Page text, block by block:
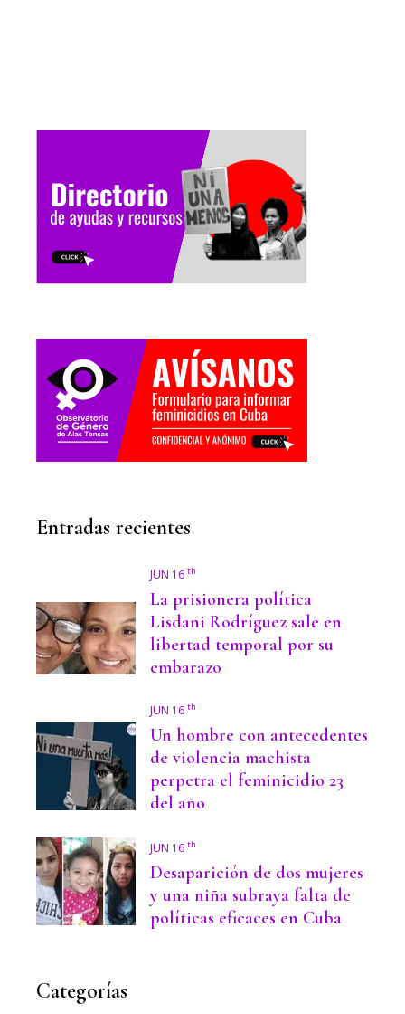
Entradas recientes
JUN 16 th
La prisionera política
Lisdani Rodríguez sale en
libertad temporal por su
embarazo
JUN 16 th
Un hombre con antecedentes
de violencia machista
perpetra el feminicidio 23
del año
JUN 16 th
Desaparición de dos mujeres
y una niña subraya falta de
políticas eficaces en Cuba
Categorías